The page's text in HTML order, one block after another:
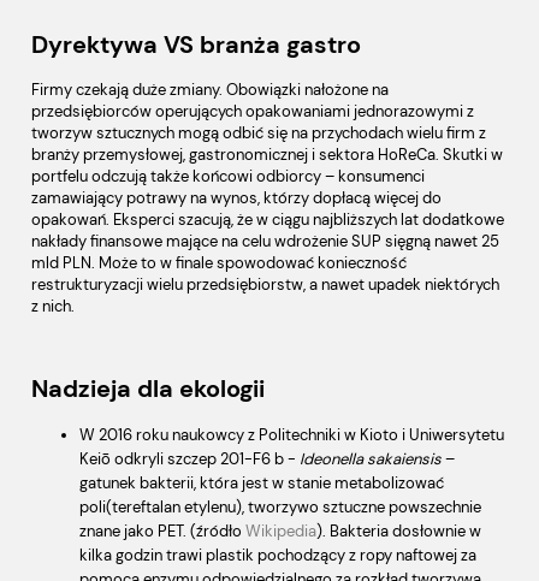
Dyrektywa VS branża gastro
Firmy czekają duże zmiany. Obowiązki nałożone na
przedsiębiorców operujących opakowaniami jednorazowymi z
tworzyw sztucznych mogą odbić się na przychodach wielu firm z
branży przemysłowej, gastronomicznej i sektora HoReCa. Skutki w
portfelu odczują także końcowi odbiorcy – konsumenci
zamawiający potrawy na wynos, którzy dopłacą więcej do
opakowań. Eksperci szacują, że w ciągu najbliższych lat dodatkowe
nakłady finansowe mające na celu wdrożenie SUP sięgną nawet 25
mld PLN. Może to w finale spowodować konieczność
restrukturyzacji wielu przedsiębiorstw, a nawet upadek niektórych
z nich.
Nadzieja dla ekologii
W 2016 roku naukowcy z Politechniki w Kioto i Uniwersytetu
Keiō odkryli szczep 201-F6 b - Ideonella sakaiensis–
gatunek bakterii, która jest w stanie metabolizować
poli(tereftalan etylenu), tworzywo sztuczne powszechnie
znane jako PET. (źródło Wikipedia). Bakteria dosłownie w
kilka godzin trawi plastik pochodzący z ropy naftowej za